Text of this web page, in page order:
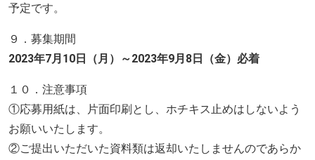
予定です。
９．募集期間
2023年7月10日（月）～2023年9月8日（金）必着
１０．注意事項
①応募用紙は、片面印刷とし、ホチキス止めはしないよう
お願いいたします。
②ご提出いただいた資料類は返却いたしませんのであらか